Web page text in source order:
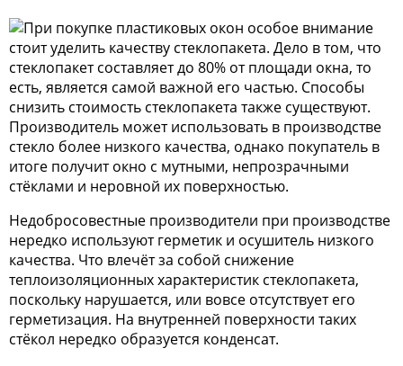
При покупке пластиковых окон особое внимание
стоит уделить качеству стеклопакета. Дело в том, что
стеклопакет составляет до 80% от площади окна, то
есть, является самой важной его частью. Способы
снизить стоимость стеклопакета также существуют.
Производитель может использовать в производстве
стекло более низкого качества, однако покупатель в
итоге получит окно с мутными, непрозрачными
стёклами и неровной их поверхностью.
Недобросовестные производители при производстве
нередко используют герметик и осушитель низкого
качества. Что влечёт за собой снижение
теплоизоляционных характеристик стеклопакета,
поскольку нарушается, или вовсе отсутствует его
герметизация. На внутренней поверхности таких
стёкол нередко образуется конденсат.